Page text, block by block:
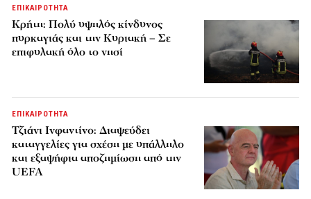
ΕΠΙΚΑΙΡΟΤΗΤΑ
Κρήτη: Πολύ υψηλός κίνδυνος
πυρκαγιάς και την Κυριακή – Σε
επιφυλακή όλο το νησί
ΕΠΙΚΑΙΡΟΤΗΤΑ
Τζιάνι Ινφαντίνο: Διαψεύδει
καταγγελίες για σχέση με υπάλληλο
και εξαψήφια αποζημίωση από την
UEFA